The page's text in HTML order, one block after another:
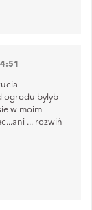
ogrodu bylyb
w moim
... rozwiń